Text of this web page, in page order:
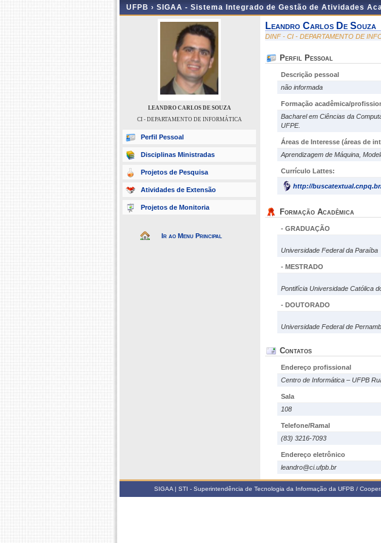
UFPB › SIGAA - Sistema Integrado de Gestão de Atividades
LEANDRO CARLOS DE SOUZA
CI - DEPARTAMENTO DE INFORMÁTICA
Perfil Pessoal
Disciplinas Ministradas
Projetos de Pesquisa
Atividades de Extensão
Projetos de Monitoria
Ir ao Menu Principal
Leandro Carlos De Souza
DINF - CI - DEPARTAMENTO DE
Perfil Pessoal
Descrição pessoal
não informada
Formação acadêmica/
Bacharel em Ciências da
UFPE.
Áreas de Interesse (áreas de
Aprendizagem de Máquina,
Currículo Lattes:
http://
Formação Acadêmica
- GRADUAÇÃO
Universidade Federal da Paraíba
- MESTRADO
Pontifícia Universidade Católica
- DOUTORADO
Universidade Federal de
Contatos
Endereço profissional
Centro de Informática – UFPB
Sala
108
Telefone/Ramal
(83) 3216-7093
Endereço eletrônico
leandro@ci.ufpb.br
SIGAA | STI - Superintendência de Tecnologia da Informação da UFPB /